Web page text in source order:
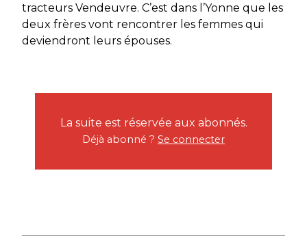
tracteurs Vendeuvre. C’est dans l’Yonne que les
deux frères vont rencontrer les femmes qui
deviendront leurs épouses.
La suite est réservée aux abonnés.
Déjà abonné ? Se connecter